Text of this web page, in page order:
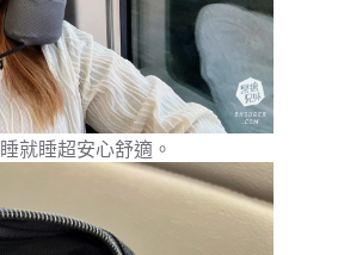
就睡超安心舒適。